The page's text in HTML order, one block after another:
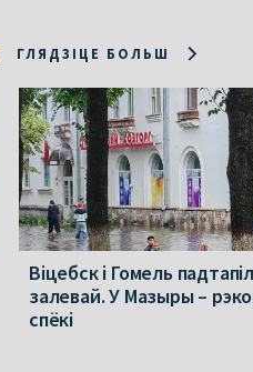
ГЛЯДЗІЦЕ БОЛЬШ
Віцебск і Гомель
залевай. У Мазыры –
спёкі